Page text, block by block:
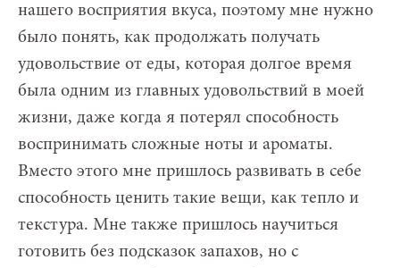
нашего восприятия вкуса, поэтому мне нужно
было понять, как продолжать получать
удовольствие от еды, которая долгое время
была одним из главных удовольствий в моей
жизни, даже когда я потерял способность
воспринимать сложные ноты и ароматы.
Вместо этого мне пришлось развивать в себе
способность ценить такие вещи, как тепло и
текстура. Мне также пришлось научиться
готовить без подсказок запахов, но с